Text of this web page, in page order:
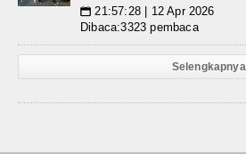
📅 21:57:28 | 12 Apr 2026
Dibaca:3323 pembaca
Selengkapnya